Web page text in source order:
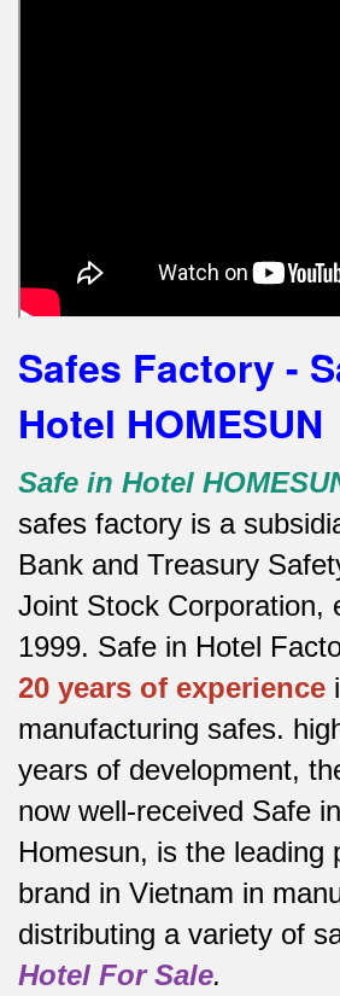
Safes Factory -
Hotel HOMESUN
Safe in Hotel
safes factory is a
Bank and Treasury
Joint Stock Corporation,
1999. Safe in Hotel
20 years of experience
manufacturing safes.
years of development,
now well-received Safe
Homesun, is the leading
brand in Vietnam in
distributing a variety of
Hotel For Sale.